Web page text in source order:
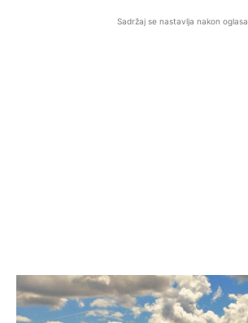
Sadržaj se nastavlja nakon oglasa